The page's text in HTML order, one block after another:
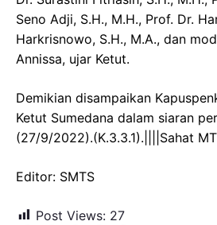
Seno Adji, S.H., M.H., Prof. Dr.
Harkrisnowo, S.H., M.A., dan
Annissa, ujar Ketut.
Demikian disampaikan
Ketut Sumedana dalam siaran
(27/9/2022).(K.3.3.1).||||Sahat
Editor: SMTS
Post Views: 27